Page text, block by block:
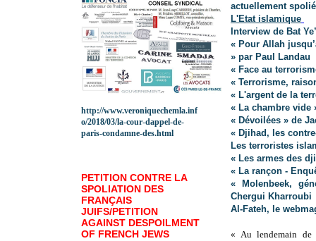
actuellement
L'Etat islamique
Interview de Bat
« Pour Allah
» par Paul Landau
« Face au
« Terrorisme,
« L'argent de la
« La chambre vide
« Dévoilées » de
« Djihad, les
Les terroristes
« Les armes des
« La rançon -
« Molenbeek,
Chergui Kharroubi
Al-Fateh, le
« Au lendemain
http://www.veroniquechemla.inf
o/2018/03/la-cour-dappel-de-
paris-condamne-des.html
PETITION CONTRE LA
SPOLIATION DES
FRANÇAIS
JUIFS/PETITION
AGAINST DESPOILMENT
OF FRENCH JEWS